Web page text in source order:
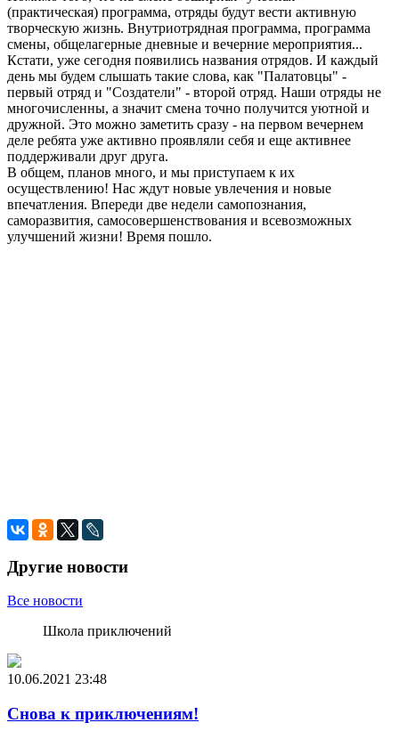
(практическая) программа, отряды будут вести активную
творческую жизнь. Внутриотрядная программа, программа
смены, общелагерные дневные и вечерние мероприятия...
Кстати, уже сегодня появились названия отрядов. И каждый
день мы будем слышать такие слова, как "Палатовцы" -
первый отряд и "Создатели" - второй отряд. Наши отряды не
многочисленны, а значит смена точно получится уютной и
дружной. Это можно заметить сразу - на первом вечернем
деле ребята уже активно проявляли себя и еще активнее
поддерживали друг друга.
В общем, планов много, и мы приступаем к их
осуществлению! Нас ждут новые увлечения и новые
впечатления. Впереди две недели самопознания,
саморазвития, самосовершенствования и всевозможных
улучшений жизни! Время пошло.
Другие новости
Все новости
Школа приключений
10.06.2021 23:48
Снова к приключениям!